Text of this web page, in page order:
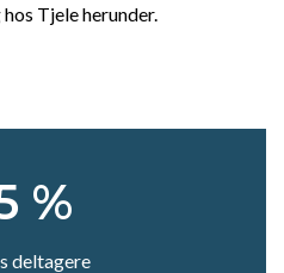
Tjele herunder.
%
deltagere